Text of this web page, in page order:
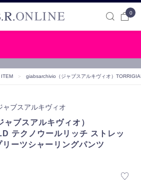
0
ITEM ＞ giabsarchivio（ジャブスアルキヴィオ）
ャブスアルキヴィオ
ブスアルキヴィオ）
テクノウールリッチ ストレッ
ーツシャーリングパンツ